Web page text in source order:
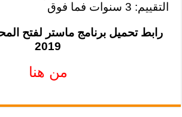
التقييم: 3 سنوات فما فوق
رابط تحميل برنامج ماستر لفتح
2019
من هنا